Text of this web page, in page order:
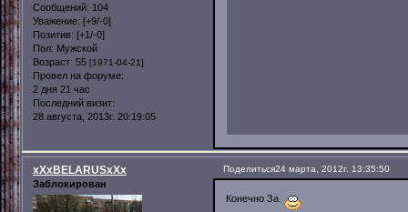
Сообщений: 104
Уважение: [+9/-0]
Позитив: [+1/-0]
Пол: Мужской
Возраст: 55 [1971-04-21]
Провел на форуме:
2 дня 21 час
Последний визит:
28 августа, 2013г. 20:19:05
Поделиться24 марта, 2012г. 13:35:50
xXxBELARUSxXx
Заблокирован
Конечно За.